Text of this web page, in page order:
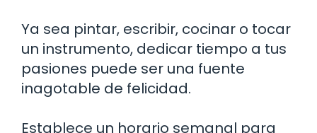
Ya sea pintar, escribir, cocinar o tocar
un instrumento, dedicar tiempo a tus
pasiones puede ser una fuente
inagotable de felicidad.
Establece un horario semanal para